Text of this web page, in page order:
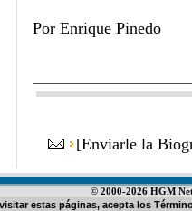
Por Enrique Pinedo
[Enviarle la
© 2000-2026 HGM
estas páginas, acepta los